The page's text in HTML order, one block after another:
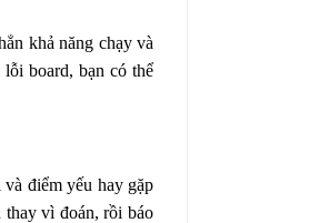
khả năng chạy và
board, bạn có thể
điểm yếu hay gặp
thay vì đoán, rồi báo